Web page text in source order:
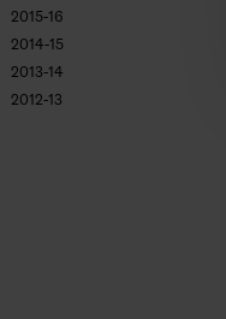
2015-16
2014-15
2013-14
2012-13